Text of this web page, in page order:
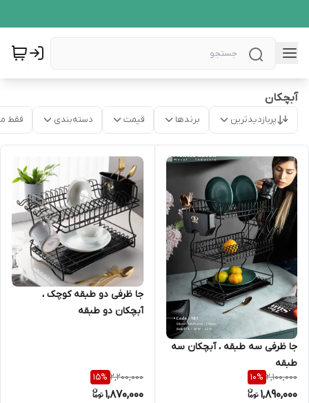
آبچکان
پربازدیدترین برندها قیمت دسته‌بندی فقط
جا ظرفی سه طبقه ، آبچکان سه
طبقه
2,100,000
10%
1,890,000
جا ظرفی دو طبقه کوچک ،
آبچکان دو طبقه
2,200,000
15%
1,870,000